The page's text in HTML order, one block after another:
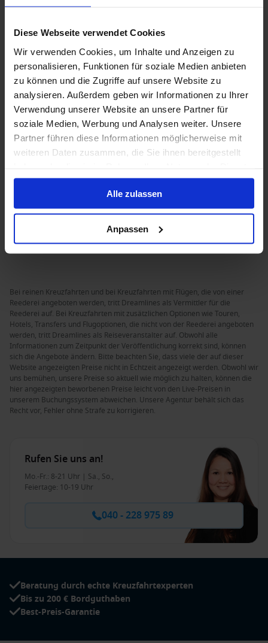
Diese Webseite verwendet Cookies
Wir verwenden Cookies, um Inhalte und Anzeigen zu
personalisieren, Funktionen für soziale Medien anbieten
zu können und die Zugriffe auf unsere Website zu
analysieren. Außerdem geben wir Informationen zu Ihrer
Verwendung unserer Website an unsere Partner für
soziale Medien, Werbung und Analysen weiter. Unsere
Partner führen diese Informationen möglicherweise mit
weiteren Daten zusammen, die Sie ihnen bereitgestellt
gesammelt haben.
Alle zulassen
Anpassen
Seas Technologie und Design zu einem innovativen
Kreuzfahrterlebnis mit interaktiven Bereichen.
Baujahr:
2019
Währung:
USD
Passagiere:
5622
Deckplan anzeigen
Bei reinen Kreuzfahrten und bei Kreuzfahrten mit Flügen, die von einer
Reederei angeboten werden, tritt Dreamlines als Vermittler für die
Reederei auf. Bei Kreuzfahrten mit zusätzlichen Optionen wie Touren,
Hotels, Transfers und Flugoptionen, die nicht von der Reederei angeboten
werden, tritt Dreamlines als Reiseveranstalter auf. Obwohl alle
Informationen zum Zeitpunkt der Veröffentlichung korrekt sind, können
sich die Angebote ändern. Bitte beachten Sie, dass viele der auf dieser
Website angezeigten Preise nicht in Echtzeit angezeigt werden. Obwohl wir
uns bemühen, unsere Preise so aktuell wie möglich zu halten, können die
hier angezeigten beworbenen Preise leicht von den Live-Preisen in
unserem Buchungssystem abweichen. Unsere Agentur behält sich das
Recht vor, Fehler ohne Strafe zu korrigieren.
Rufen Sie uns an!
Mo.-Fr.: 8-21 Uhr | Sa., So.,
Feiertage: 10-19 Uhr
040 - 228 975 89
Beratung durch echte Kreuzfahrtexperten
Bis zu 200 € Bordguthaben
Best-Preis-Garantie